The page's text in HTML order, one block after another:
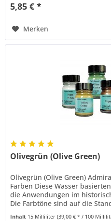
5,85 € *
Merken
Olivegrün (Olive Green)
Olivegrün (Olive Green)
Farben Diese Wasser
die Anwendungen im
Die Farbtöne sind auf die
Marine zur...
Inhalt 15 Milliliter(39,00 € * / 100